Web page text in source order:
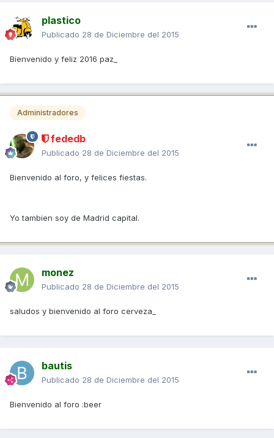
plastico
Publicado 28 de Diciembre del 2015
Bienvenido y feliz 2016 paz_
Administradores
fededb
Publicado 28 de Diciembre del 2015
Bienvenido al foro, y felices fiestas.
Yo tambien soy de Madrid capital.
monez
Publicado 28 de Diciembre del 2015
saludos y bienvenido al foro cerveza_
bautis
Publicado 28 de Diciembre del 2015
Bienvenido al foro :beer